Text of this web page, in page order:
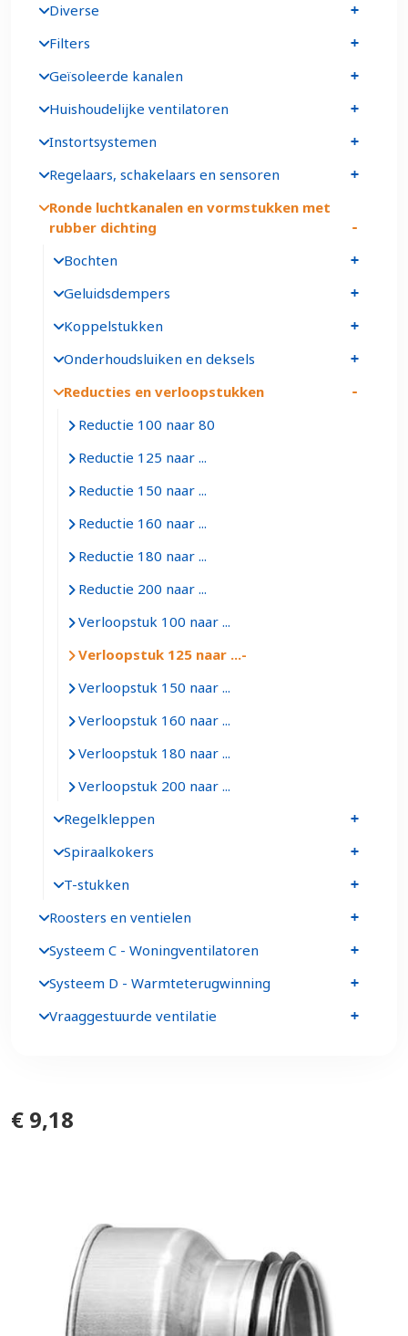
€ 9,18
Diverse
Filters
Geïsoleerde kanalen
Huishoudelijke ventilatoren
Instortsystemen
Regelaars, schakelaars en sensoren
Ronde luchtkanalen en vormstukken met
rubber dichting
Bochten
Geluidsdempers
Koppelstukken
Onderhoudsluiken en deksels
Reducties en verloopstukken
Reductie 100 naar 80
Reductie 125 naar ...
Reductie 150 naar ...
Reductie 160 naar ...
Reductie 180 naar ...
Reductie 200 naar ...
Verloopstuk 100 naar ...
Verloopstuk 125 naar ...
Verloopstuk 150 naar ...
Verloopstuk 160 naar ...
Verloopstuk 180 naar ...
Verloopstuk 200 naar ...
Regelkleppen
Spiraalkokers
T-stukken
Roosters en ventielen
Systeem C - Woningventilatoren
Systeem D - Warmteterugwinning
Vraaggestuurde ventilatie